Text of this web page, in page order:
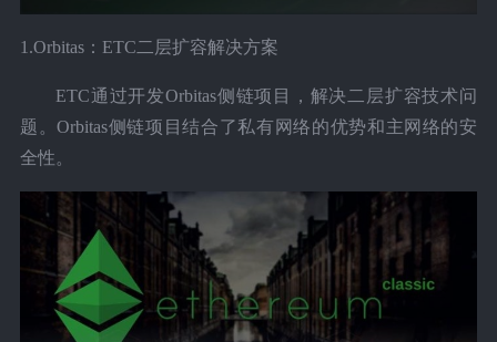
1.Orbitas：ETC二层扩容解决方案
ETC通过开发Orbitas侧链项目，解决二层扩容技术问
题。Orbitas侧链项目结合了私有网络的优势和主网络的安
全性。